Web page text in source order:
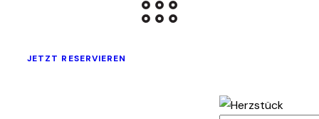
JETZT RESERVIEREN